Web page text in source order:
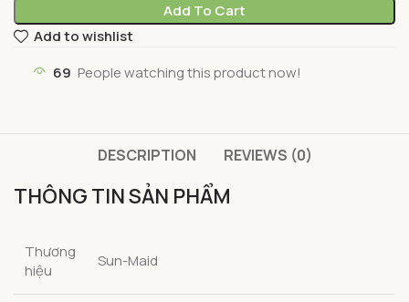
Add To Cart
Add to wishlist
69 People watching this product now!
DESCRIPTION REVIEWS (0)
THÔNG TIN SẢN PHẨM
Thương
hiệu
Sun-Maid